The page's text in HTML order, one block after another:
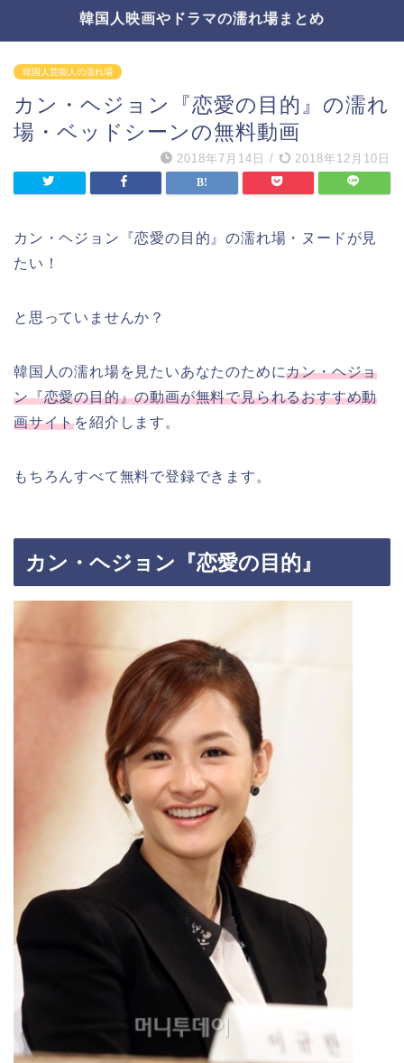
韓国人映画やドラマの濡れ場まとめ
韓国人芸能人の濡れ場
カン・ヘジョン『恋愛の目的』の濡れ
場・ベッドシーンの無料動画
2018年7月14日 / 2018年12月10日
カン・ヘジョン『恋愛の目的』の濡れ場・ヌードが見
たい！
と思っていませんか？
韓国人の濡れ場を見たいあなたのためにカン・ヘジョ
ン『恋愛の目的』の動画が無料で見られるおすすめ動
画サイトを紹介します。
もちろんすべて無料で登録できます。
カン・ヘジョン『恋愛の目的』